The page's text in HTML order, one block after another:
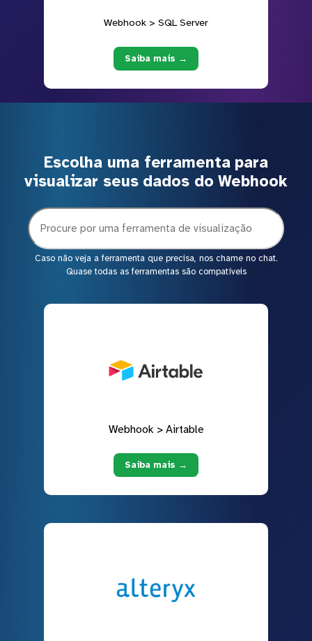
Webhook > SQL Server
Saiba mais →
Escolha uma ferramenta para
visualizar seus dados do Webhook
Caso não veja a ferramenta que precisa, nos chame no chat.
Quase todas as ferramentas são compatíveis
Webhook > Airtable
Saiba mais →